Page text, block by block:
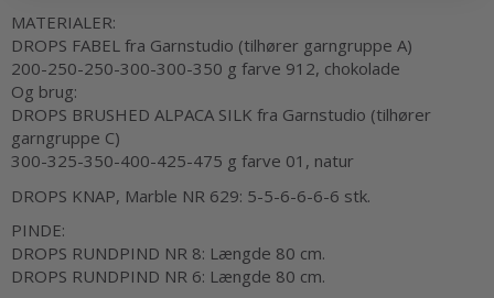
MATERIALER:
DROPS FABEL fra Garnstudio (tilhører garngruppe A)
200-250-250-300-300-350 g farve 912, chokolade
Og brug:
DROPS BRUSHED ALPACA SILK fra Garnstudio (tilhører
garngruppe C)
300-325-350-400-425-475 g farve 01, natur
DROPS KNAP, Marble NR 629: 5-5-6-6-6-6 stk.
PINDE:
DROPS RUNDPIND NR 8: Længde 80 cm.
DROPS RUNDPIND NR 6: Længde 80 cm.